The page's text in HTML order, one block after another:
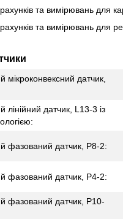
та вимірювань для
та вимірювань для
мікроконвексний датчик,
лінійний датчик, L13-3 із
фазований датчик, P8-2:
фазований датчик, P4-2:
фазований датчик, P10-